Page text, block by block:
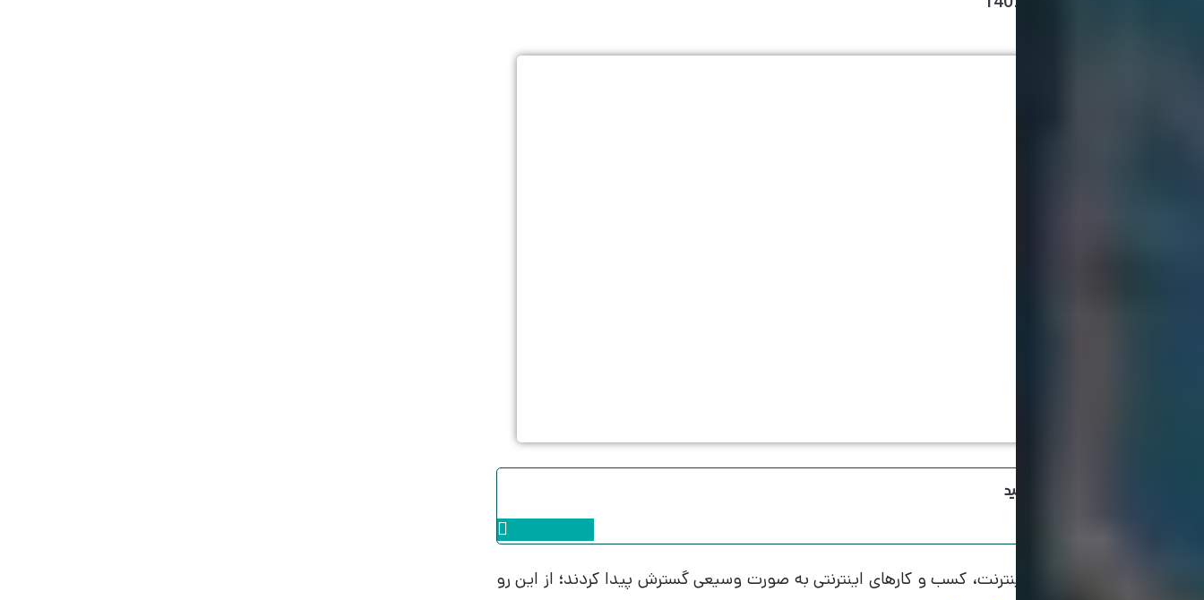
اینستاگرام ویرا رو دنبال کنید
با عمومی شدن استفاده از اینترنت، کسب و کارهای اینترنتی به صورت وسیعی گسترش پیدا کردند؛ از این رو